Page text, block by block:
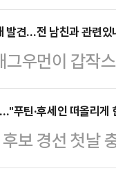
원 후보
(0.6%), 양향
얼미터 관계
힘에) 입당했
비상대책위원
"대선 때는 지
각은 추호도
에서 "국민의
, 다른 정당에
발견…전 남친과 관련있
그우먼이 갑작
추측이 일고
코미디언 천
고를 받고 출
은 아직 조사
푸틴·후세인 떠올리게
보 경선 첫날
째날 영남권